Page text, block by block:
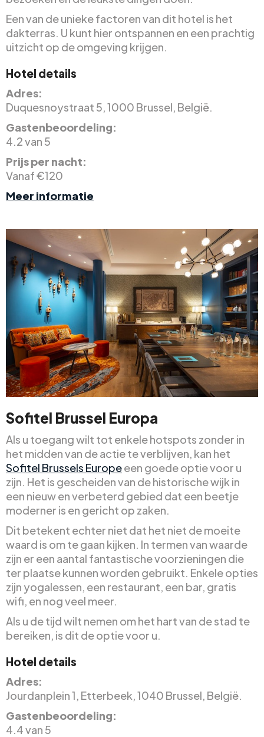
Een van de unieke factoren van dit hotel is het
dakterras. U kunt hier ontspannen en een prachtig
uitzicht op de omgeving krijgen.
Hotel details
Adres:
Duquesnoystraat 5, 1000 Brussel, België.
Gastenbeoordeling:
4.2 van 5
Prijs per nacht:
Vanaf €120
Meer informatie
Sofitel Brussel Europa
Als u toegang wilt tot enkele hotspots zonder in
het midden van de actie te verblijven, kan het
Sofitel Brussels Europeeen goede optie voor u
zijn. Het is gescheiden van de historische wijk in
een nieuw en verbeterd gebied dat een beetje
moderner is en gericht op zaken.
Dit betekent echter niet dat het niet de moeite
waard is om te gaan kijken. In termen van waarde
zijn er een aantal fantastische voorzieningen die
ter plaatse kunnen worden gebruikt. Enkele opties
zijn yogalessen, een restaurant, een bar, gratis
wifi, en nog veel meer.
Als u de tijd wilt nemen om het hart van de stad te
bereiken, is dit de optie voor u.
Hotel details
Adres:
Jourdanplein 1, Etterbeek, 1040 Brussel, België.
Gastenbeoordeling:
4.4 van 5